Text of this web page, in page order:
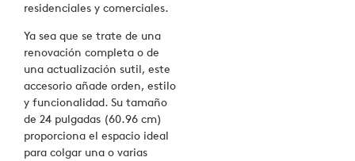
residenciales y comerciales.
Ya sea que se trate de una
renovación completa o de
una actualización sutil, este
accesorio añade orden, estilo
y funcionalidad. Su tamaño
de 24 pulgadas (60.96 cm)
proporciona el espacio ideal
para colgar una o varias